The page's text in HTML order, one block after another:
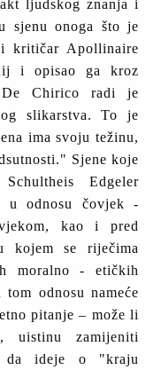
ljudskog znanja i
sjenu onoga što je
kritičar Apollinaire
i opisao ga kroz
Chirico radi je
slikarstva. To je
ima svoju težinu,
Sjene koje
Edgeler
u odnosu čovjek -
kao i pred
kojem se riječima
moralno - etičkih
odnosu nameće
pitanje – može li
uistinu zamijeniti
da ideje o "kraju